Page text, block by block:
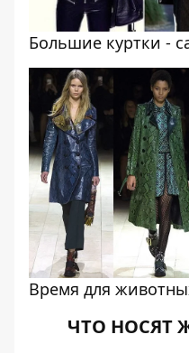
Большие куртки -
Время для
ЧТО НОСЯТ